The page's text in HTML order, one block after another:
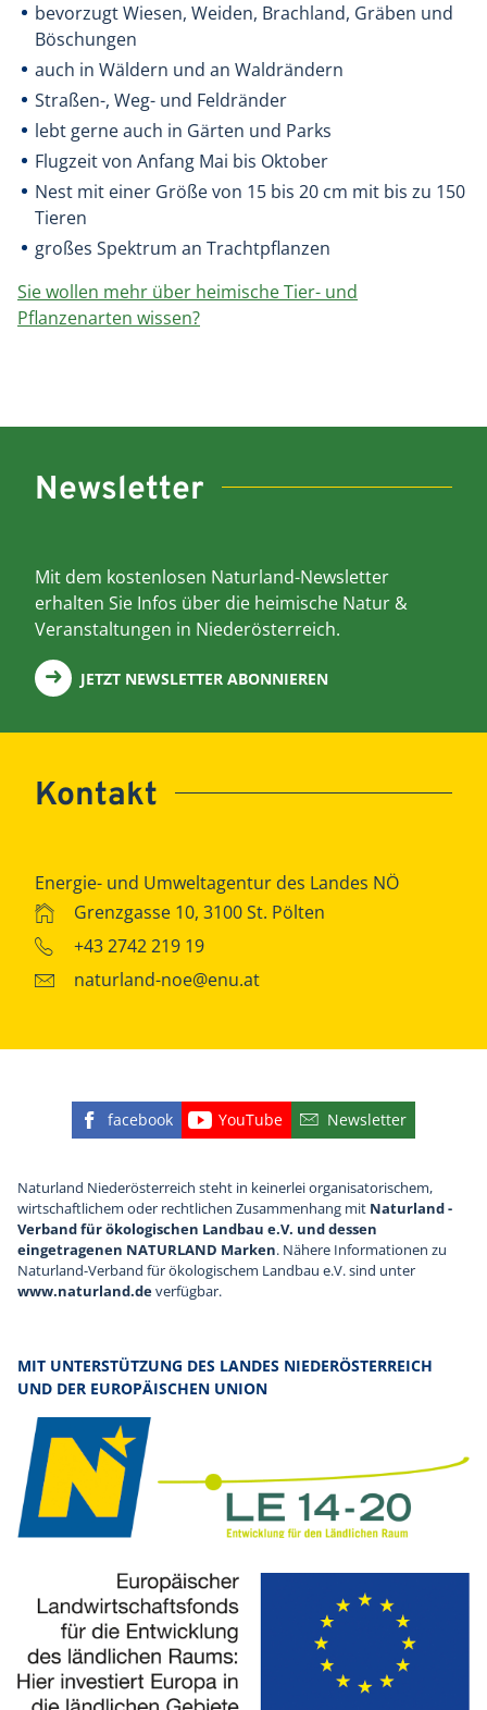
bevorzugt Wiesen, Weiden, Brachland, Gräben und
Böschungen
auch in Wäldern und an Waldrändern
Straßen-, Weg- und Feldränder
lebt gerne auch in Gärten und Parks
Flugzeit von Anfang Mai bis Oktober
Nest mit einer Größe von 15 bis 20 cm mit bis zu 150
Tieren
großes Spektrum an Trachtpflanzen
Sie wollen mehr über heimische Tier- und
Pflanzenarten wissen?
Newsletter
Mit dem kostenlosen Naturland-Newsletter
erhalten Sie Infos über die heimische Natur &
Veranstaltungen in Niederösterreich.
JETZT NEWSLETTER ABONNIEREN
Kontakt
Energie- und Umweltagentur des Landes NÖ
Grenzgasse 10, 3100 St. Pölten
+43 2742 219 19
naturland-noe@enu.at
Finden Sie die eNu auf Facebook
facebook Besuchen Sie den
YouTube Abonnieren Sie
Newsletter
Naturland Niederösterreich steht in keinerlei organisatorischem,
wirtschaftlichem oder rechtlichen Zusammenhang mit Naturland -
Verband für ökologischen Landbau e.V. und dessen
eingetragenen NATURLAND Marken. Nähere Informationen zu
Naturland-Verband für ökologischem Landbau e.V. sind unter
www.naturland.deverfügbar.
MIT UNTERSTÜTZUNG DES LANDES NIEDERÖSTERREICH
UND DER EUROPÄISCHEN UNION